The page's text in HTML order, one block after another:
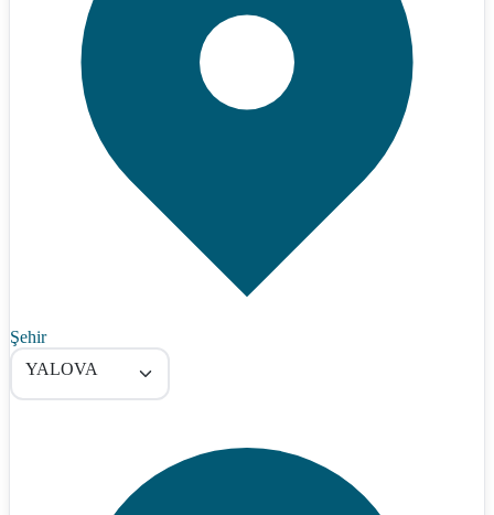
Şehir
YALOVA